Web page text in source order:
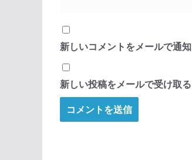
新しいコメントをメールで通知
新しい投稿をメールで受け取る